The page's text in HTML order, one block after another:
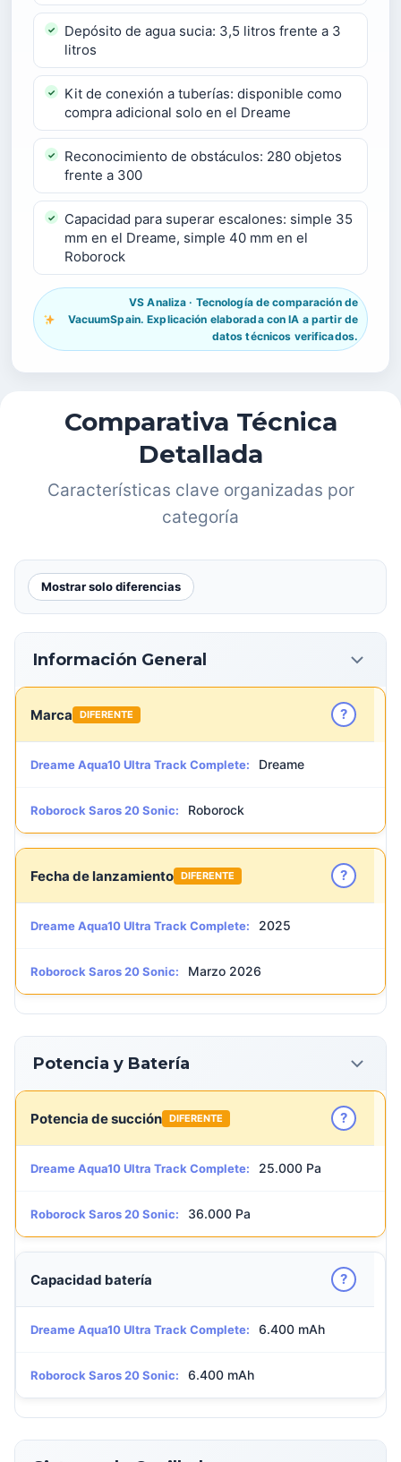
Depósito de agua sucia: 3,5 litros frente a 3
litros
Kit de conexión a tuberías: disponible como
compra adicional solo en el Dreame
Reconocimiento de obstáculos: 280 objetos
frente a 300
Capacidad para superar escalones: simple 35
mm en el Dreame, simple 40 mm en el
Roborock
VS Analiza · Tecnología de comparación de
VacuumSpain. Explicación elaborada con IA a partir de
datos técnicos verificados.
Comparativa Técnica
Detallada
Características clave organizadas por
categoría
Mostrar solo diferencias
Información General
Marca DIFERENTE ?
Dreame Aqua10 Ultra Track Complete: Dreame
Roborock Saros 20 Sonic: Roborock
Fecha de lanzamiento DIFERENTE ?
Dreame Aqua10 Ultra Track Complete: 2025
Roborock Saros 20 Sonic: Marzo 2026
Potencia y Batería
Potencia de succión DIFERENTE ?
Dreame Aqua10 Ultra Track Complete: 25.000 Pa
Roborock Saros 20 Sonic: 36.000 Pa
Capacidad batería ?
Dreame Aqua10 Ultra Track Complete: 6.400 mAh
Roborock Saros 20 Sonic: 6.400 mAh